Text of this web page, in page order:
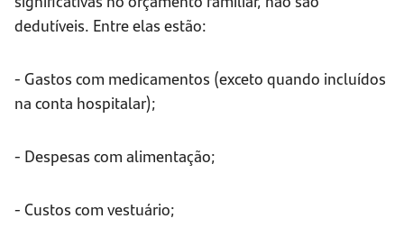
dedutíveis. Entre elas estão:
- Gastos com medicamentos (exceto quando incluídos
na conta hospitalar);
- Despesas com alimentação;
- Custos com vestuário;